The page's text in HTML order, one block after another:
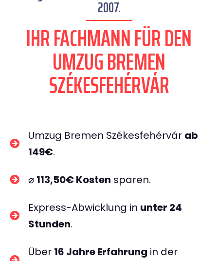
2007.
IHR FACHMANN FÜR DEN
UMZUG BREMEN
SZÉKESFEHÉRVÁR
Umzug Bremen Székesfehérvár ab
149€.
⌀ 113,50€ Kosten sparen.
Express-Abwicklung in unter 24
Stunden.
Über 16 Jahre Erfahrung in der